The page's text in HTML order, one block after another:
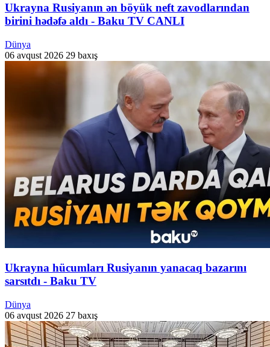
Ukrayna Rusiyanın ən böyük neft zavodlarından
birini hədəfə aldı - Baku TV CANLI
Dünya
06 avqust 2026 29 baxış
Ukrayna hücumları Rusiyanın yanacaq bazarını
sarsıtdı - Baku TV
Dünya
06 avqust 2026 27 baxış